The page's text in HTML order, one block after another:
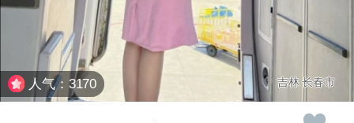
人气：3170 吉林 长春市